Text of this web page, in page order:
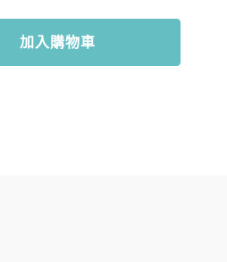
加入購物車